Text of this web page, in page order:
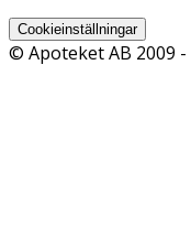
Cookieinställningar
© Apoteket AB 2009 -